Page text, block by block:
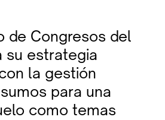
de Congresos del
su estrategia
la gestión
para una
como temas